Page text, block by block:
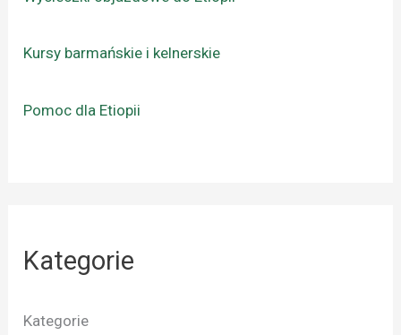
Kursy barmańskie i kelnerskie
Pomoc dla Etiopii
Kategorie
Kategorie